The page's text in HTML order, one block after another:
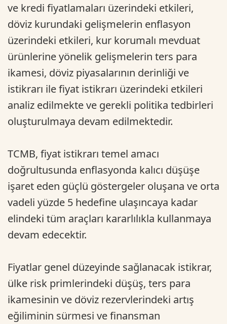
ve kredi fiyatlamaları üzerindeki etkileri,
döviz kurundaki gelişmelerin enflasyon
üzerindeki etkileri, kur korumalı mevduat
ürünlerine yönelik gelişmelerin ters para
ikamesi, döviz piyasalarının derinliği ve
istikrarı ile fiyat istikrarı üzerindeki etkileri
analiz edilmekte ve gerekli politika tedbirleri
oluşturulmaya devam edilmektedir.
TCMB, fiyat istikrarı temel amacı
doğrultusunda enflasyonda kalıcı düşüşe
işaret eden güçlü göstergeler oluşana ve orta
vadeli yüzde 5 hedefine ulaşıncaya kadar
elindeki tüm araçları kararlılıkla kullanmaya
devam edecektir.
Fiyatlar genel düzeyinde sağlanacak istikrar,
ülke risk primlerindeki düşüş, ters para
ikamesinin ve döviz rezervlerindeki artış
eğiliminin sürmesi ve finansman